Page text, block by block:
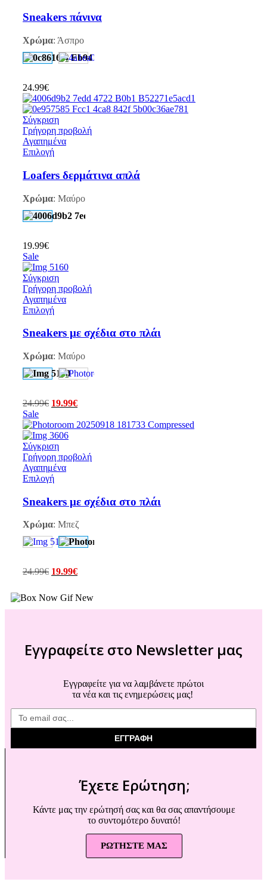
Sneakers πάνινα
Χρώμα: Άσπρο
24.99€
Σύγκριση
Γρήγορη προβολή
Αγαπημένα
Επιλογή
Loafers δερμάτινα απλά
Χρώμα: Μαύρο
19.99€
Sale
Σύγκριση
Γρήγορη προβολή
Αγαπημένα
Επιλογή
Sneakers με σχέδια στο πλάι
Χρώμα: Μαύρο
24.99€ 19.99€
Sale
Σύγκριση
Γρήγορη προβολή
Αγαπημένα
Επιλογή
Sneakers με σχέδια στο πλάι
Χρώμα: Μπεζ
24.99€ 19.99€
Εγγραφείτε στο Newsletter μας
Εγγραφείτε για να λαμβάνετε πρώτοι
τα νέα και τις ενημερώσεις μας!
ΕΓΓΡΑΦΗ
Έχετε Ερώτηση;
Κάντε μας την ερώτησή σας και θα σας απαντήσουμε
το συντομότερο δυνατό!
ΡΩΤΗΣΤΕ ΜΑΣ